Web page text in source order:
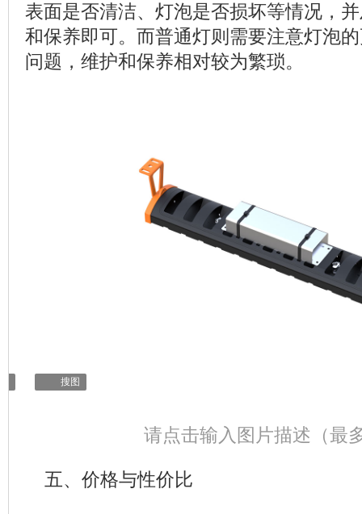
表面是否清洁、灯泡是否损坏等情况，
和保养即可。而普通灯则需要注意灯泡
问题，维护和保养相对较为繁琐。
搜图
请点击输入图片描述（最
五、价格与性价比